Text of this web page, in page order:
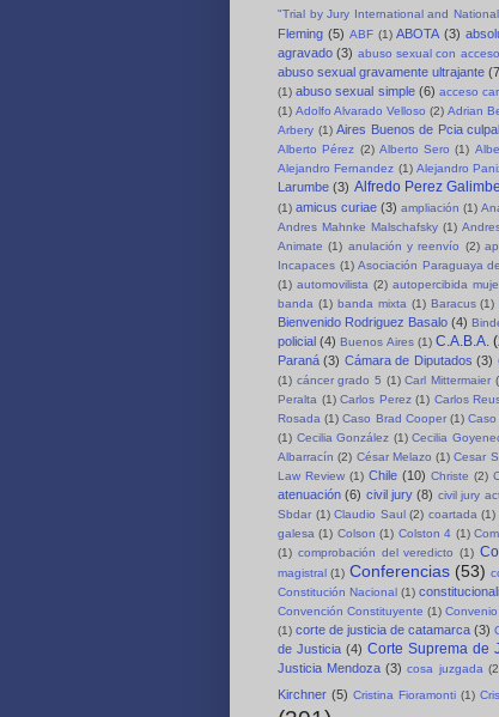
"Trial by Jury International and
Fleming (5) ABF (1) ABOTA (3)
agravado (3) abuso sexual con
abuso sexual gravamente ultrajante
(1) abuso sexual simple (6) acceso
(1) Adolfo Alvarado Velloso (2) Adrian
Arbery (1) Aires Buenos de Pcia
Alberto Pérez (2) Alberto Sero (1)
Alejandro Fernandez (1) Alejandro
Larumbe (3) Alfredo Perez
(1) amicus curiae (3) ampliación (1)
Andres Mahnke Malschafsky (1)
Animate (1) anulación y reenvío (2)
Incapaces (1) Asociación Paraguaya
(1) automovilista (2) autopercibida
banda (1) banda mixta (1) Baracus (1)
Bienvenido Rodriguez Basalo (4)
policial (4) Buenos Aires (1) C.A.B.A.
Paraná (3) Cámara de Diputados (3)
(1) cáncer grado 5 (1) Carl Mittermaier
Peralta (1) Carlos Perez (1) Carlos
Rosada (1) Caso Brad Cooper (1) Caso
(1) Cecilia González (1) Cecilia
Albarracín (2) César Melazo (1) Cesar
Law Review (1) Chile (10) Christe (2)
atenuación (6) civil jury (8) civil jury
Sbdar (1) Claudio Saul (2) coartada (1)
galesa (1) Colson (1) Colston 4 (1)
(1) comprobación del veredicto (1)
magistral (1) Conferencias (53)
Constitución Nacional (1)
Convención Constituyente (1)
(1) corte de justicia de catamarca (3)
de Justicia (4) Corte Suprema de
Justicia Mendoza (3) cosa juzgada
Kirchner (5) Cristina Fioramonti (1)